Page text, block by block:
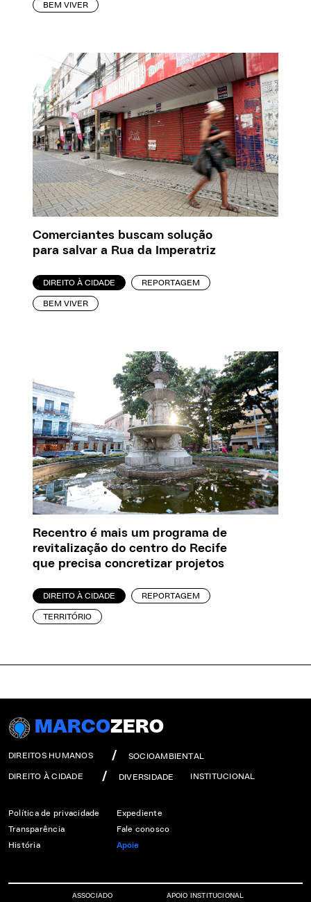
BEM VIVER
Comerciantes buscam solução
para salvar a Rua da Imperatriz
DIREITO À CIDADE REPORTAGEM
BEM VIVER
Recentro é mais um programa de
revitalização do centro do Recife
que precisa concretizar projetos
DIREITO À CIDADE REPORTAGEM
TERRITÓRIO
MARCOZERO
DIREITOS HUMANOS SOCIOAMBIENTAL
DIREITO À CIDADE DIVERSIDADE INSTITUCIONAL
Política de privacidade
Transparência
História
Expediente
Fale conosco
Apoie
ASSOCIADO APOIO INSTITUCIONAL